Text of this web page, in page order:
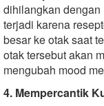
dihilangkan
terjadi karena
besar ke otak saat
otak tersebut akan
mengubah mood
4. Mempercantik